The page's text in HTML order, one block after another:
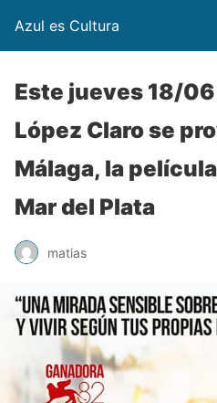
Azul es Cultura
Este jueves 18/
López Claro se
Málaga, la
Mar del Plata
matias